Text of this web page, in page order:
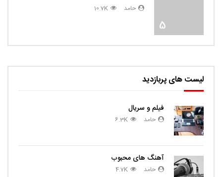
5
حامد 10.7K
لیست های پربازدید
فیلم و سریال
حامد 6.3K
آهنگ های محبوب
حامد 4.7K